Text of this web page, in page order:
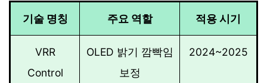
기술 명칭 주요 역할 적용 시기
VRR
Control
OLED 밝기 깜빡임
보정
2024~2025